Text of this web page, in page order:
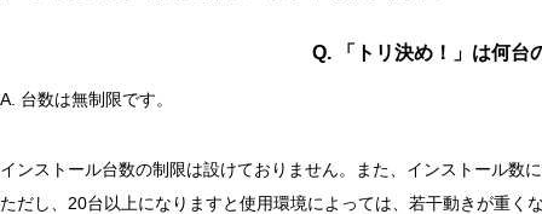
Q. 「トリ決め！」は何台
A. 台数は無制限です。
インストール台数の制限は設けておりません。また、インストール数
ただし、20台以上になりますと使用環境によっては、若干動きが重